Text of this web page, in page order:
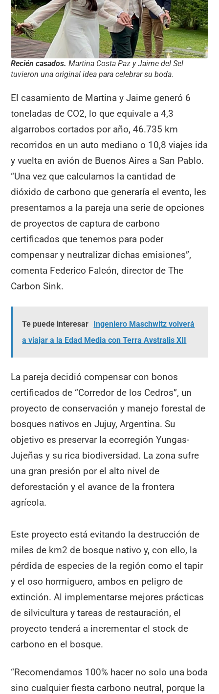
Recién casados. Martina Costa Paz y Jaime del Sel
tuvieron una original idea para celebrar su boda.
El casamiento de Martina y Jaime generó 6
toneladas de CO2, lo que equivale a 4,3
algarrobos cortados por año, 46.735 km
recorridos en un auto mediano o 10,8 viajes ida
y vuelta en avión de Buenos Aires a San Pablo.
“Una vez que calculamos la cantidad de
dióxido de carbono que generaría el evento, les
presentamos a la pareja una serie de opciones
de proyectos de captura de carbono
certificados que tenemos para poder
compensar y neutralizar dichas emisiones”,
comenta Federico Falcón, director de The
Carbon Sink.
Te puede interesar Ingeniero Maschwitz volverá
a viajar a la Edad Media con Terra Avstralis XII
La pareja decidió compensar con bonos
certificados de “Corredor de los Cedros”, un
proyecto de conservación y manejo forestal de
bosques nativos en Jujuy, Argentina. Su
objetivo es preservar la ecorregión Yungas-
Jujeñas y su rica biodiversidad. La zona sufre
una gran presión por el alto nivel de
deforestación y el avance de la frontera
agrícola.
Este proyecto está evitando la destrucción de
miles de km2 de bosque nativo y, con ello, la
pérdida de especies de la región como el tapir
y el oso hormiguero, ambos en peligro de
extinción. Al implementarse mejores prácticas
de silvicultura y tareas de restauración, el
proyecto tenderá a incrementar el stock de
carbono en el bosque.
“Recomendamos 100% hacer no solo una boda
sino cualquier fiesta carbono neutral, porque la